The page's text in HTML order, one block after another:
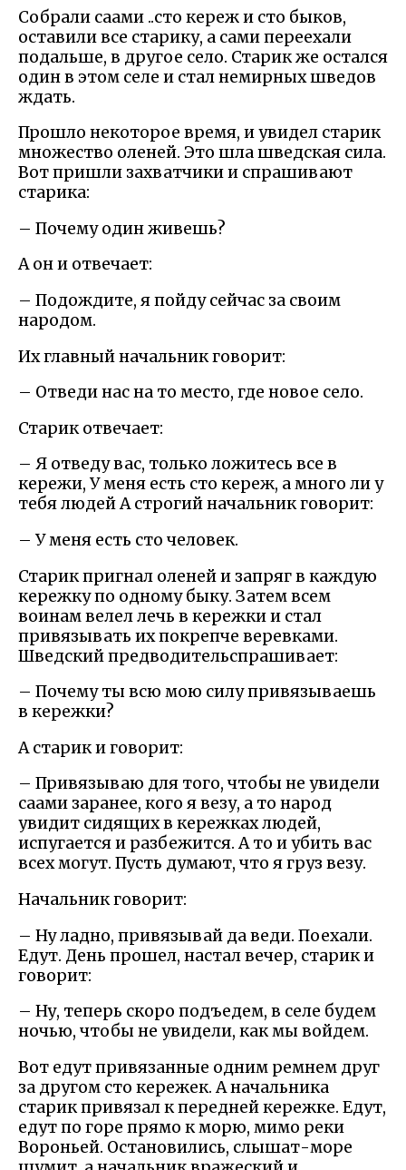
Собрали саами ..сто кереж и сто быков,
оставили все старику, а сами переехали
подальше, в другое село. Старик же остался
один в этом селе и стал немирных шведов
ждать.
Прошло некоторое время, и увидел старик
множество оленей. Это шла шведская сила.
Вот пришли захватчики и спрашивают
старика:
– Почему один живешь?
А он и отвечает:
– Подождите, я пойду сейчас за своим
народом.
Их главный начальник говорит:
– Отведи нас на то место, где новое село.
Старик отвечает:
– Я отведу вас, только ложитесь все в
кережи, У меня есть сто кереж, а много ли у
тебя людей А строгий начальник говорит:
– У меня есть сто человек.
Старик пригнал оленей и запряг в каждую
кережку по одному быку. Затем всем
воинам велел лечь в кережки и стал
привязывать их покрепче веревками.
Шведский предводительспрашивает:
– Почему ты всю мою силу привязываешь
в кережки?
А старик и говорит:
– Привязываю для того, чтобы не увидели
саами заранее, кого я везу, а то народ
увидит сидящих в кережках людей,
испугается и разбежится. А то и убить вас
всех могут. Пусть думают, что я груз везу.
Начальник говорит:
– Ну ладно, привязывай да веди. Поехали.
Едут. День прошел, настал вечер, старик и
говорит:
– Ну, теперь скоро подъедем, в селе будем
ночью, чтобы не увидели, как мы войдем.
Вот едут привязанные одним ремнем друг
за другом сто кережек. А начальника
старик привязал к передней кережке. Едут,
едут по горе прямо к морю, мимо реки
Вороньей. Остановились, слышат-море